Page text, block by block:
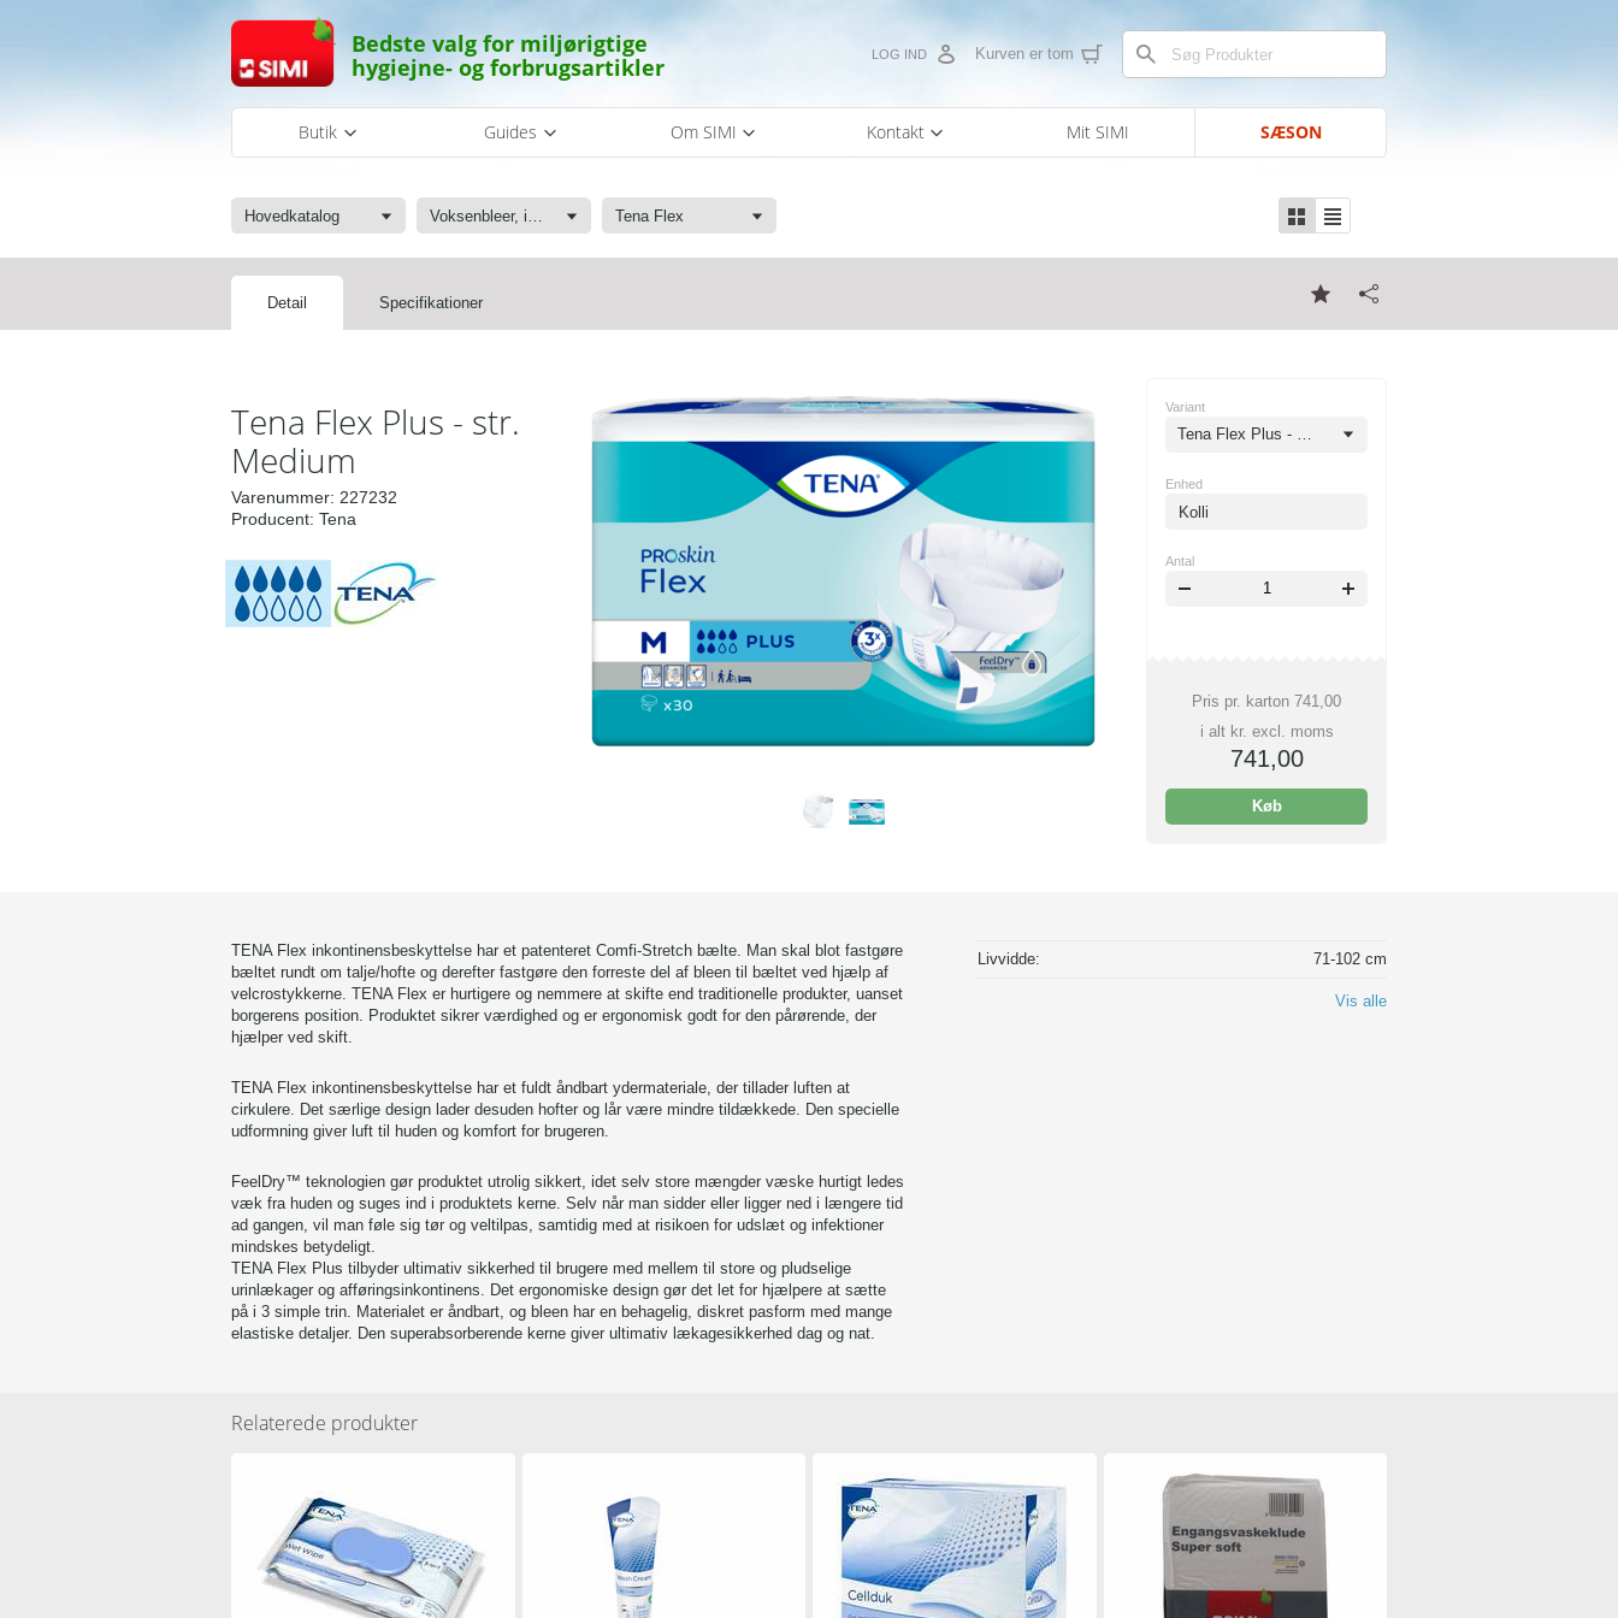
Bedste valg for miljørigtige
hygiejne- og forbrugsartikler
Kurven er tom
LOG IND
Butik Guides Om SIMI Kontakt Mit SIMI SÆSON
Hovedkatalog Voksenbleer, inkontinens, trusseindlæg og hygiejnebind Tena Flex
Detail Specifikationer
Tena Flex Plus - str.
Medium
Varenummer: 227232
Producent: Tena
Variant
Tena Flex Plus - str. Medium
Enhed
Kolli
Antal
Pris pr. karton 741,00
i alt kr. excl. moms
741,00
Køb
Livvidde: 71-102 cm
Vis alle
TENA Flex inkontinensbeskyttelse har et patenteret Comfi-Stretch bælte. Man skal blot fastgøre
bæltet rundt om talje/hofte og derefter fastgøre den forreste del af bleen til bæltet ved hjælp af
velcrostykkerne. TENA Flex er hurtigere og nemmere at skifte end traditionelle produkter, uanset
borgerens position. Produktet sikrer værdighed og er ergonomisk godt for den pårørende, der
hjælper ved skift.
TENA Flex inkontinensbeskyttelse har et fuldt åndbart ydermateriale, der tillader luften at
cirkulere. Det særlige design lader desuden hofter og lår være mindre tildækkede. Den specielle
udformning giver luft til huden og komfort for brugeren.
FeelDry™ teknologien gør produktet utrolig sikkert, idet selv store mængder væske hurtigt ledes
væk fra huden og suges ind i produktets kerne. Selv når man sidder eller ligger ned i længere tid
ad gangen, vil man føle sig tør og veltilpas, samtidig med at risikoen for udslæt og infektioner
mindskes betydeligt.
TENA Flex Plus tilbyder ultimativ sikkerhed til brugere med mellem til store og pludselige
urinlækager og afføringsinkontinens. Det ergonomiske design gør det let for hjælpere at sætte
på i 3 simple trin. Materialet er åndbart, og bleen har en behagelig, diskret pasform med mange
elastiske detaljer. Den superabsorberende kerne giver ultimativ lækagesikkerhed dag og nat.
Relaterede produkter